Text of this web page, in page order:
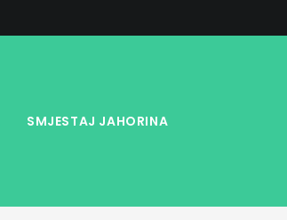
SMJESTAJ JAHORINA